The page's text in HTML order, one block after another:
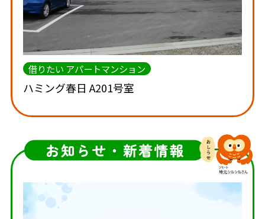
借りたい アパートマンション
ハミング春日 A201号室